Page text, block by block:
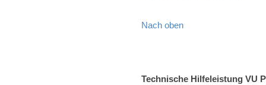
Nach oben
Technische Hilfeleistung VU